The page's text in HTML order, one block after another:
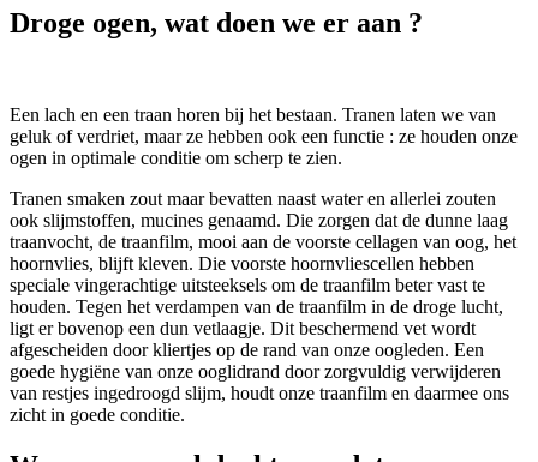
Droge ogen, wat doen we er aan ?
Een lach en een traan horen bij het bestaan. Tranen laten we van
geluk of verdriet, maar ze hebben ook een functie : ze houden onze
ogen in optimale conditie om scherp te zien.
Tranen smaken zout maar bevatten naast water en allerlei zouten
ook slijmstoffen, mucines genaamd. Die zorgen dat de dunne laag
traanvocht, de traanfilm, mooi aan de voorste cellagen van oog, het
hoornvlies, blijft kleven. Die voorste hoornvliescellen hebben
speciale vingerachtige uitsteeksels om de traanfilm beter vast te
houden. Tegen het verdampen van de traanfilm in de droge lucht,
ligt er bovenop een dun vetlaagje. Dit beschermend vet wordt
afgescheiden door kliertjes op de rand van onze oogleden. Een
goede hygiëne van onze ooglidrand door zorgvuldig verwijderen
van restjes ingedroogd slijm, houdt onze traanfilm en daarmee ons
zicht in goede conditie.